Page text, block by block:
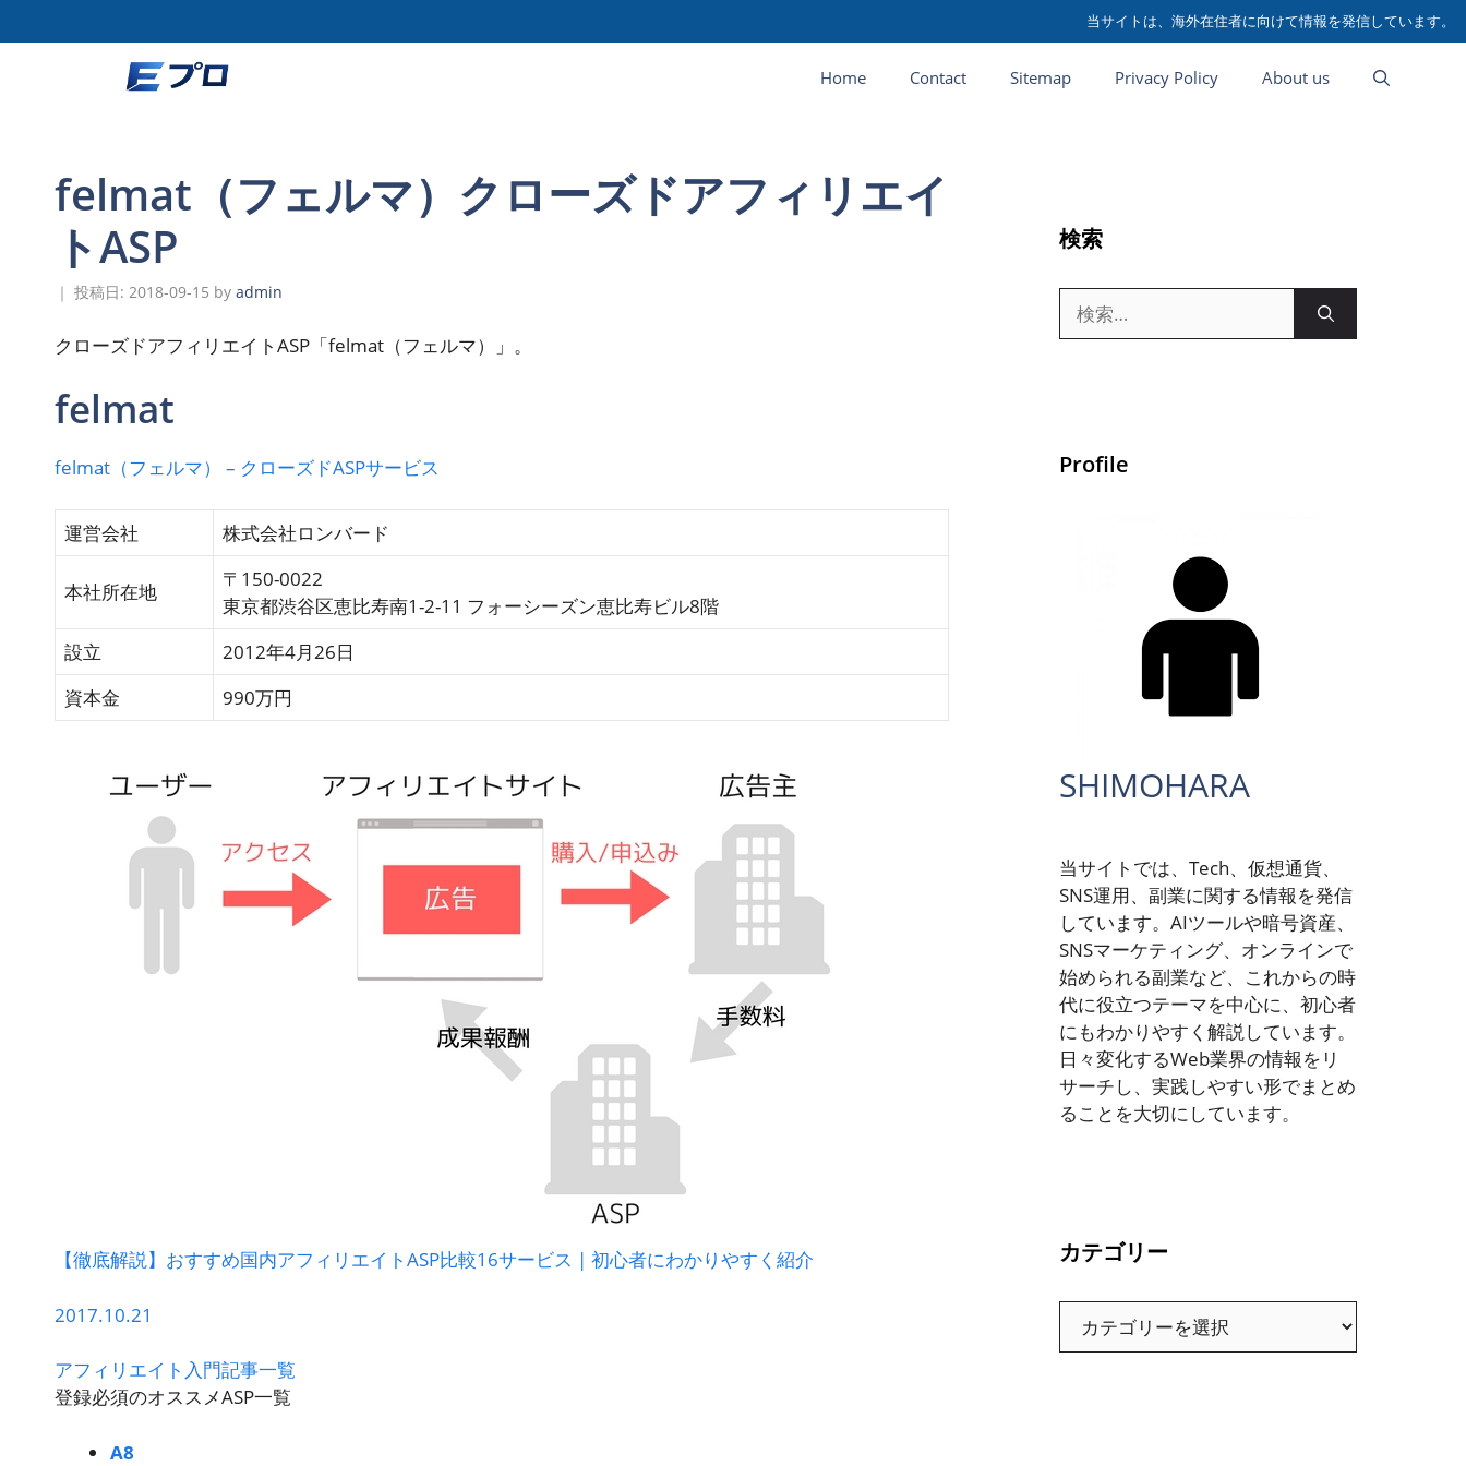
ン
当サイトは、海外在住者に向けて情報を発信しています。
Home Contact Sitemap Privacy Policy About us
felmat（フェルマ）クローズドアフィリエイ
トASP
2018-09-15 by admin
クローズドアフィリエイトASP「felmat（フェルマ）」。
felmat
felmat（フェルマ） – クローズドASPサービス
運営会社 株式会社ロンバード
本社所在地
〒150-0022
東京都渋谷区恵比寿南1-2-11 フォーシーズン恵比寿ビル8階
設立
2012年4月26日
資本金
990万円
【徹底解説】おすすめ国内アフィリエイトASP比較16サービス | 初心者にわかりやすく紹介
2017.10.21
アフィリエイト入門記事一覧
登録必須のオススメASP一覧
A8
検索
索:
Profile
SHIMOHARA
当サイトでは、Tech、仮想通貨、
SNS運用、副業に関する情報を発信
しています。AIツールや暗号資産、
SNSマーケティング、オンラインで
始められる副業など、これからの時
代に役立つテーマを中心に、初心者
にもわかりやすく解説しています。
日々変化するWeb業界の情報をリ
サーチし、実践しやすい形でまとめ
ることを大切にしています。
カテゴリー